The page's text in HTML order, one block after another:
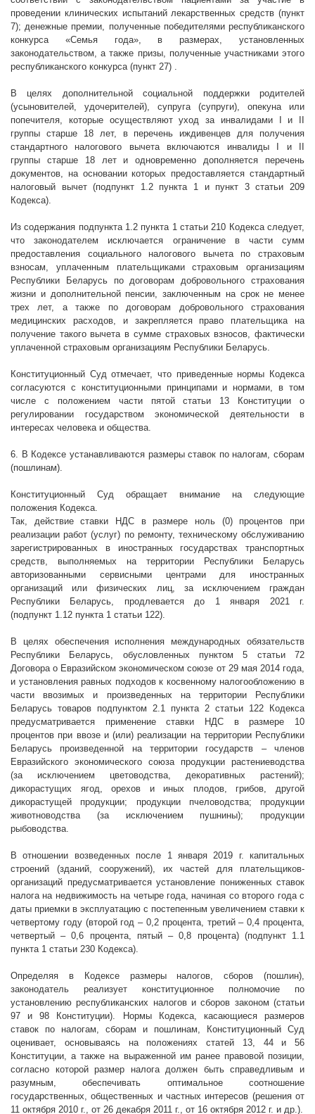
проведении клинических испытаний лекарственных средств (пункт
7);денежные премии, полученные победителями республиканского
конкурса «Семья года», в размерах, установленных
законодательством, а также призы, полученные участниками этого
республиканского конкурса (пункт 27) .
В целях дополнительной социальной поддержки родителей
(усыновителей, удочерителей), супруга (супруги), опекуна или
попечителя,
которые осуществляют уход за инвалидами I и II
группы старше 18 лет, в перечень иждивенцев для получения
стандартного налогового вычета включаются инвалиды I и II
группы старше 18 лет и одновременно дополняется перечень
документов, на основании которых предоставляется стандартный
налоговый вычет (подпункт 1.2 пункта 1 и пункт 3 статьи 209
Кодекса).
Из содержания подпункта 1.2 пункта 1 статьи 210 Кодекса следует,
что законодателем исключается ограничение в части сумм
предоставления социального налогового вычета по страховым
взносам, уплаченным плательщиками страховым организациям
Республики Беларусь по договорам добровольного страхования
жизни и дополнительной пенсии, заключенным на срок не менее
трех лет, а также по договорам добровольного страхования
медицинских расходов, и закрепляется право плательщика на
получение такого вычета в сумме страховых взносов, фактически
уплаченной страховым организациям Республики Беларусь.
Конституционный Суд отмечает, что приведенные нормы Кодекса
согласуются с конституционными принципами и нормами, в том
числе с положением части пятой статьи 13 Конституции о
регулировании государством экономической деятельности в
интересах человека и общества.
6. В Кодексе устанавливаются размеры ставок по налогам, сборам
(пошлинам).
Конституционный Суд обращает внимание на следующие
положения Кодекса.
Так, действие ставки НДС в размере ноль (0) процентов при
реализацииработ (услуг) по ремонту, техническому обслуживанию
зарегистрированных в иностранных государствах транспортных
средств, выполняемых на территории Республики Беларусь
авторизованными сервисными центрами для иностранных
организаций или физических лиц, за исключением граждан
Республики Беларусь, продлевается до 1 января 2021 г.
(подпункт 1.12 пункта 1 статьи 122).
В целях обеспечения исполнения международных обязательств
Республики Беларусь, обусловленных пунктом 5 статьи 72
Договора о Евразийском экономическом союзе от 29 мая 2014 года,
и установления равных подходов к косвенному налогообложению в
части ввозимых и произведенных на территории Республики
Беларусь товаров подпунктом 2.1 пункта 2 статьи 122 Кодекса
предусматривается применение ставки НДС в размере 10
процентов при ввозе и (или) реализации на территории Республики
Беларусь произведенной на территории государств – членов
Евразийского экономического союза продукции растениеводства
(за исключением цветоводства, декоративных растений);
дикорастущих ягод, орехов и иных плодов, грибов, другой
дикорастущей продукции; продукции пчеловодства; продукции
животноводства (за исключением пушнины); продукции
рыбоводства.
В отношении возведенных после 1 января 2019 г. капитальных
строений (зданий, сооружений), их частей для плательщиков-
организаций предусматривается установление пониженных ставок
налога на недвижимость на четыре года, начиная со второго года с
даты приемки в эксплуатацию с постепенным увеличением ставки к
четвертому году (второй год – 0,2 процента, третий – 0,4 процента,
четвертый – 0,6 процента, пятый – 0,8 процента) (подпункт 1.1
пункта 1 статьи 230 Кодекса).
Определяя в Кодексе размеры налогов, сборов (пошлин),
законодатель реализует конституционное полномочие по
установлению республиканских налогов и сборов законом (статьи
97 и 98 Конституции). Нормы Кодекса, касающиеся размеров
ставок по налогам, сборам и пошлинам, Конституционный Суд
оценивает, основываясь на положениях статей 13, 44 и 56
Конституции, а также на выраженной им ранее правовой позиции,
согласно которой размер налога должен быть справедливым и
разумным, обеспечивать оптимальное соотношение
государственных, общественных и частных интересов (решения от
11 октября 2010 г., от 26 декабря 2011 г., от 16 октября 2012 г. и др.).